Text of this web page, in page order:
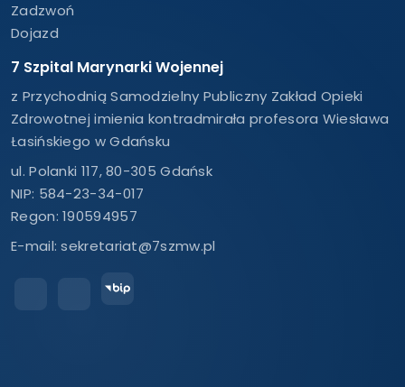
Zadzwoń
Dojazd
7 Szpital Marynarki Wojennej
z Przychodnią Samodzielny Publiczny Zakład Opieki
Zdrowotnej imienia kontradmirała profesora Wiesława
Łasińskiego w Gdańsku
ul. Polanki 117, 80-305 Gdańsk
NIP: 584-23-34-017
Regon: 190594957
E-mail:sekretariat@7szmw.pl